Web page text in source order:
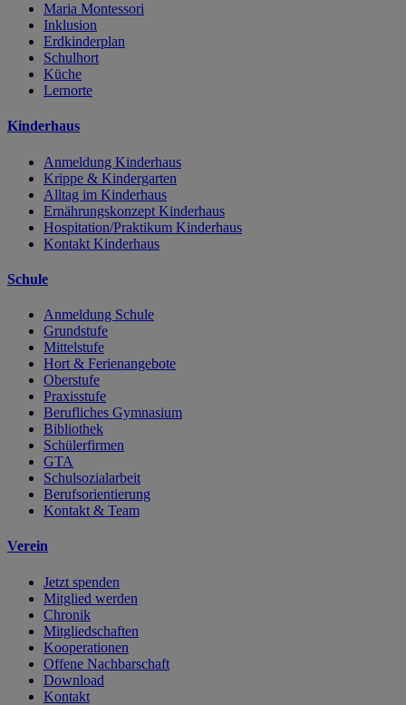
Maria Montessori
Inklusion
Erdkinderplan
Schulhort
Küche
Lernorte
Kinderhaus
Anmeldung Kinderhaus
Krippe & Kindergarten
Alltag im Kinderhaus
Ernährungskonzept Kinderhaus
Hospitation/Praktikum Kinderhaus
Kontakt Kinderhaus
Schule
Anmeldung Schule
Grundstufe
Mittelstufe
Hort & Ferienangebote
Oberstufe
Praxisstufe
Berufliches Gymnasium
Bibliothek
Schülerfirmen
GTA
Schulsozialarbeit
Berufsorientierung
Kontakt & Team
Verein
Jetzt spenden
Mitglied werden
Chronik
Mitgliedschaften
Kooperationen
Offene Nachbarschaft
Download
Kontakt